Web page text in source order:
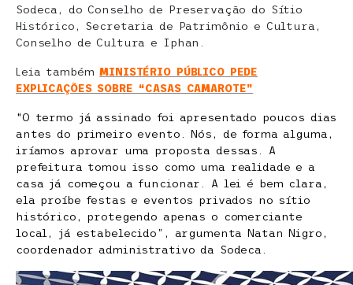
Sodeca, do Conselho de Preservação do Sítio
Histórico, Secretaria de Patrimônio e Cultura,
Conselho de Cultura e Iphan.
Leia tambémMINISTÉRIO PÚBLICO PEDE
EXPLICAÇÕES SOBRE “CASAS CAMAROTE”
“O termo já assinado foi apresentado poucos dias
antes do primeiro evento. Nós, de forma alguma,
iríamos aprovar uma proposta dessas. A
prefeitura tomou isso como uma realidade e a
casa já começou a funcionar. A lei é bem clara,
ela proíbe festas e eventos privados no sítio
histórico, protegendo apenas o comerciante
local, já estabelecido”, argumenta Natan Nigro,
coordenador administrativo da Sodeca.